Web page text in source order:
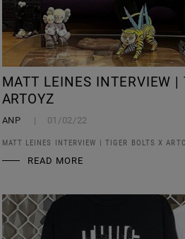
MATT LEINES INTERVIEW |
ARTOYZ
ANP 01/02/22
MATT LEINES INTERVIEW | TIGER BOLTS X
READ MORE